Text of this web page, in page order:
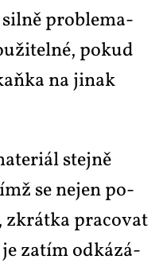
sil­ně pro­ble­ma­
po­kud
na ji­nak
stej­ně
se nejen po­
zkrát­ka pra­co­vat
je za­tím od­ká­zá­